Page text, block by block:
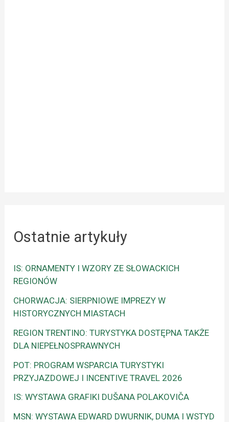
Ostatnie artykuły
IS: ORNAMENTY I WZORY ZE SŁOWACKICH
REGIONÓW
CHORWACJA: SIERPNIOWE IMPREZY W
HISTORYCZNYCH MIASTACH
REGION TRENTINO: TURYSTYKA DOSTĘPNA TAKŻE
DLA NIEPEŁNOSPRAWNYCH
POT: PROGRAM WSPARCIA TURYSTYKI
PRZYJAZDOWEJ I INCENTIVE TRAVEL 2026
IS: WYSTAWA GRAFIKI DUŠANA POLAKOVIČA
MSN: WYSTAWA EDWARD DWURNIK, DUMA I WSTYD